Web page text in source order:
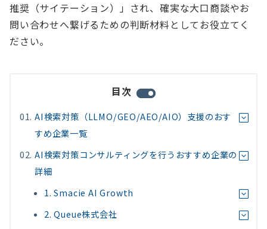
推奨（サイテーション）」され、確実な大口商談やお
問い合わせへ繋げるための判断材料としてお役立てく
ださい。
目次
AI検索対策（LLMO/GEO/AEO/AIO）支援のおす
すめ企業一覧
AI検索対策コンサルティングを行うおすすめ企業の
詳細
1. Smacie AI Growth
2. Queue株式会社